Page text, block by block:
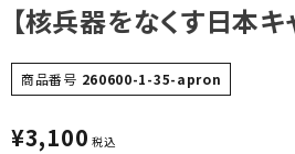
【核兵器をなくす日本
商品番号 260600-1-35-apron
¥3,100 税込